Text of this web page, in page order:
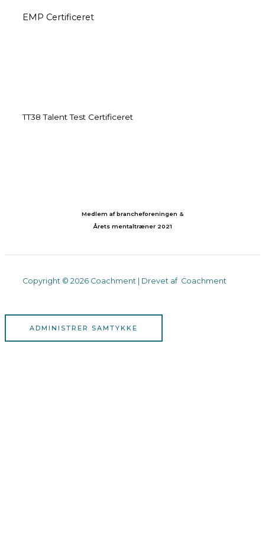
EMP Certificeret
TT38 Talent Test Certificeret
Medlem af brancheforeningen &
Årets mentaltræner 2021
Copyright © 2026 Coachment | Drevet af Coachment
ADMINISTRER SAMTYKKE